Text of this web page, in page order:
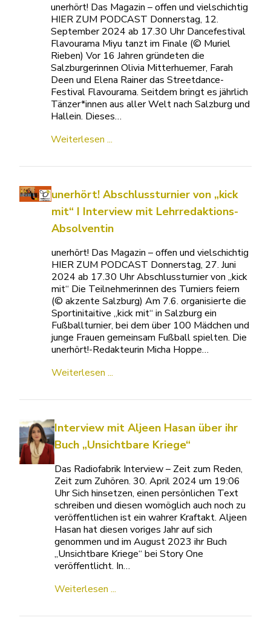
unerhört! Das Magazin – offen und vielschichtig
HIER ZUM PODCAST Donnerstag, 12.
September 2024 ab 17.30 Uhr Dancefestival
Flavourama Miyu tanzt im Finale (© Muriel
Rieben) Vor 16 Jahren gründeten die
Salzburgerinnen Olivia Mitterhuemer, Farah
Deen und Elena Rainer das Streetdance-
Festival Flavourama. Seitdem bringt es jährlich
Tänzer*innen aus aller Welt nach Salzburg und
Hallein. Dieses…
Weiterlesen ...
unerhört! Abschlussturnier von „kick
mit“ I Interview mit Lehrredaktions-
Absolventin
unerhört! Das Magazin – offen und vielschichtig
HIER ZUM PODCAST Donnerstag, 27. Juni
2024 ab 17.30 Uhr Abschlussturnier von „kick
mit“ Die Teilnehmerinnen des Turniers feiern
(© akzente Salzburg) Am 7.6. organisierte die
Sportinitaitive „kick mit“ in Salzburg ein
Fußballturnier, bei dem über 100 Mädchen und
junge Frauen gemeinsam Fußball spielten. Die
unerhört!-Redakteurin Micha Hoppe…
Weiterlesen ...
Interview mit Aljeen Hasan über ihr
Buch „Unsichtbare Kriege“
Das Radiofabrik Interview – Zeit zum Reden,
Zeit zum Zuhören. 30. April 2024 um 19:06
Uhr Sich hinsetzen, einen persönlichen Text
schreiben und diesen womöglich auch noch zu
veröffentlichen ist ein wahrer Kraftakt. Aljeen
Hasan hat diesen voriges Jahr auf sich
genommen und im August 2023 ihr Buch
„Unsichtbare Kriege“ bei Story One
veröffentlicht. In…
Weiterlesen ...